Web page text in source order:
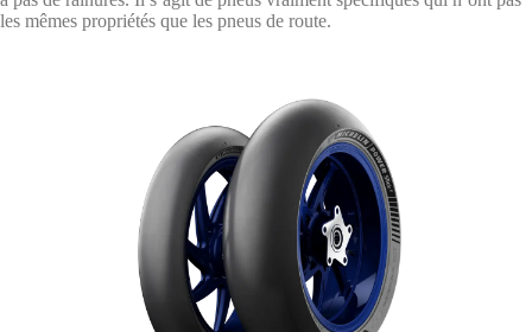
les mêmes propriétés que les pneus de route.